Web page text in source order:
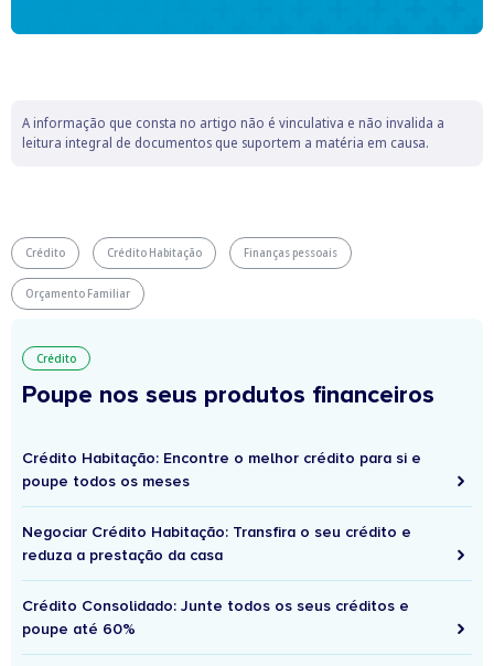
A informação que consta no artigo não é vinculativa e não invalida a
leitura integral de documentos que suportem a matéria em causa.
Crédito Crédito Habitação Finanças pessoais
Orçamento Familiar
Crédito
Poupe nos seus produtos financeiros
Crédito Habitação: Encontre o melhor crédito para si e
poupe todos os meses
Negociar Crédito Habitação: Transfira o seu crédito e
reduza a prestação da casa
Crédito Consolidado: Junte todos os seus créditos e
poupe até 60%